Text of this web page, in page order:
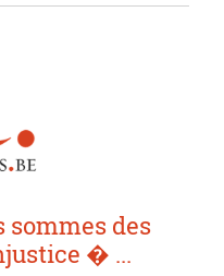
sommes des
� ...